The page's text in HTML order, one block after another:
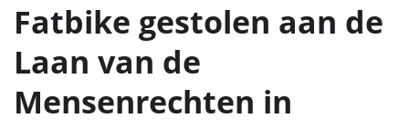
Fatbike gestolen aan de
Laan van de
Mensenrechten in